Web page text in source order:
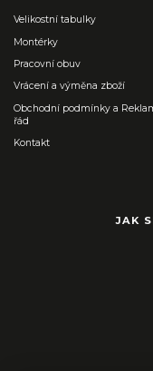
Velikostní tabulky
Montérky
Pracovní obuv
Vrácení a výměna zboží
Obchodní podmínky a
řád
Kontakt
JAK